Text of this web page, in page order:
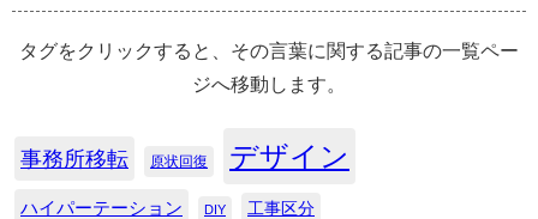
タグをクリックすると、その言葉に関する記事の一覧ペー
ジへ移動します。
事務所移転 原状回復 デザイン
ハイパーテーション DIY 工事区分